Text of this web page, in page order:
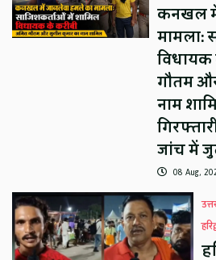
कनखल
मामला:
गौतम
नाम
जांच में
08 Aug,